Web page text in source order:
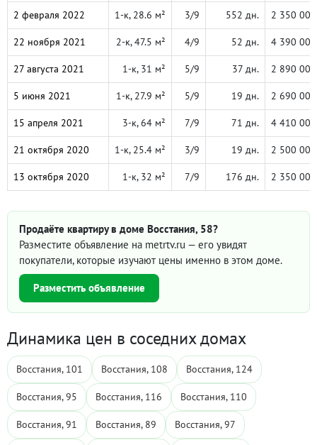
2 февраля 2022 1-к, 28.6 м² 3/9 552 дн. 2 350 000
22 ноября 2021 2-к, 47.5 м² 4/9 52 дн. 4 390 000
27 августа 2021 1-к, 31 м² 5/9 37 дн. 2 890 000
5 июня 2021 1-к, 27.9 м² 5/9 19 дн. 2 690 000
15 апреля 2021 3-к, 64 м² 7/9 71 дн. 4 410 000
21 октября 2020 1-к, 25.4 м² 3/9 19 дн. 2 500 000
13 октября 2020 1-к, 32 м² 7/9 176 дн. 2 350 000
Продаёте квартиру в доме Восстания, 58?
Разместите объявление на metrtv.ru — его увидят
покупатели, которые изучают цены именно в этом доме.
Разместить объявление
Динамика цен в соседних домах
Восстания, 101 Восстания, 108 Восстания, 124
Восстания, 95 Восстания, 116 Восстания, 110
Восстания, 91 Восстания, 89 Восстания, 97